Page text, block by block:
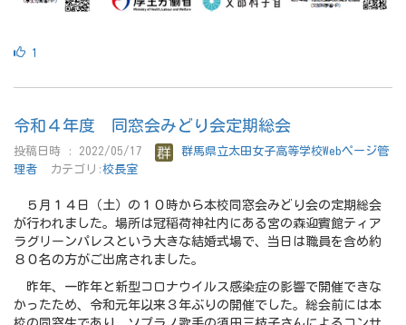
1
令和４年度 同窓会みどり会定期総会
投稿日時 : 2022/05/17
群馬県立太田女子高等学校Webページ管
理者 カテゴリ:校長室
５月１４日（土）の１０時から本校同窓会みどり会の定期総会
が行われました。場所は冠稲荷神社内にある宮の森迎賓館ティア
ラグリーンパレスという大きな結婚式場で、当日は職員を含め約
８０名の方がご出席されました。
昨年、一昨年と新型コロナウイルス感染症の影響で開催できな
かったため、令和元年以来３年ぶりの開催でした。総会前には本